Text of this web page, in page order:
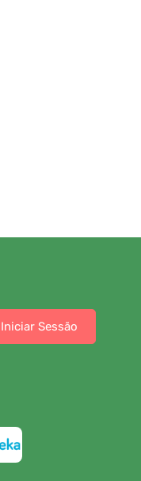
Iniciar Sessão